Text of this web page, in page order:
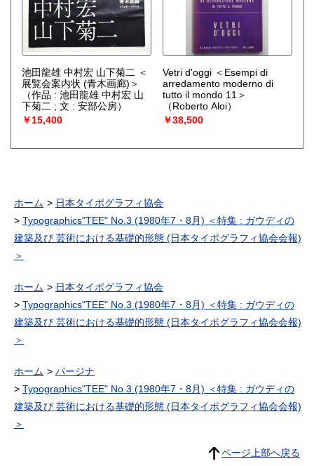
池田龍雄 中村宏 山下菊二 ＜
展覧会案内状 (青木画廊)＞
（作品 : 池田龍雄 中村宏 山
下菊二 ; 文 : 安部公房）
￥15,400
Vetri d'oggi ＜Esempi di
arredamento moderno di
tutto il mondo 11＞
（Roberto Aloi）
￥38,500
ホーム
日本タイポグラフィ協会
Typographics"TEE" No.3 (1980年7・8月) ＜特集 : ガウディの
建築及び 芸術における基礎的形態 (日本タイポグラフィ協会会報)
＞
ホーム
日本タイポグラフィ協会
Typographics"TEE" No.3 (1980年7・8月) ＜特集 : ガウディの
建築及び 芸術における基礎的形態 (日本タイポグラフィ協会会報)
＞
ホーム
パージナ
Typographics"TEE" No.3 (1980年7・8月) ＜特集 : ガウディの
建築及び 芸術における基礎的形態 (日本タイポグラフィ協会会報)
＞
ページ上部へ戻る